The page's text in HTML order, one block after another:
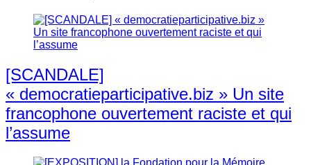
[SCANDALE]
« democratieparticipative.biz » Un site
francophone ouvertement raciste et qui
l’assume